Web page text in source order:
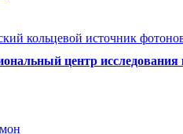
кольцевой источник
центр исследования